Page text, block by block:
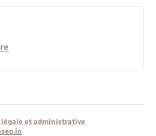
et administrative